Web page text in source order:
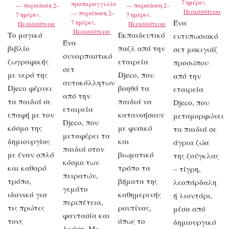
— παράδοση 2–
7 ημέρες.
Περισσότερα
Το μαγικό
βιβλίο
ζωγραφικής
με νερό της
Djeco φέρνει
τα παιδιά σε
επαφή με τον
κόσμο της
δημιουργίας
με έναν απλό
και καθαρό
τρόπο,
ιδανικό για
τις πρώτες
τους
προπαραγγελία
— παράδοση 2–
7 ημέρες.
Περισσότερα
Ένα
συναρπαστικό
σετ
αυτοκόλλητων
από την
εταιρεία
Djeco, που
μεταφέρει τα
παιδιά στον
κόσμο των
πειρατών,
γεμάτο
περιπέτεια,
φαντασία και
— παράδοση 2–
7 ημέρες.
Περισσότερα
Εκπαιδευτικό
παζλ από την
εταιρεία
Djeco, που
βοηθά τα
παιδιά να
κατανοήσουν
με φυσικό
και
βιωματικό
τρόπο τα
βήματα της
καθημερινής
ρουτίνας,
όπως το
7 ημέρες.
Περισσότερα
Ένα
εντυπωσιακό
σετ μακιγιάζ
προσώπου
από την
εταιρεία
Djeco, που
μεταμορφώνει
τα παιδιά σε
άγρια ζώα
της ζούγκλας
– τίγρη,
λεοπάρδαλη
ή λιοντάρι,
μέσα από
δημιουργικό